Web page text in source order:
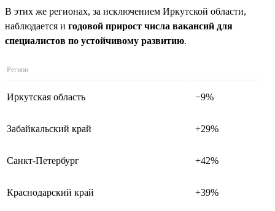
В этих же регионах, за исключением Иркутской области,
наблюдается и годовой прирост числа вакансий для
специалистов по устойчивому развитию.
Регион
Иркутская область −9%
Забайкальский край +29%
Санкт-Петербург +42%
Краснодарский край +39%